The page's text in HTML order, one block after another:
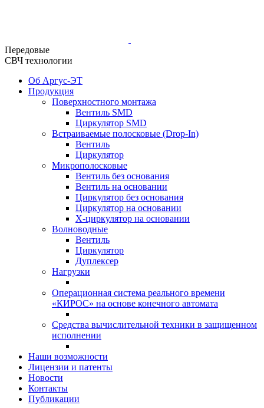
Передовые
СВЧ технологии
Об Аргус-ЭТ
Продукция
Поверхностного монтажа
Вентиль SMD
Циркулятор SMD
Встраиваемые полосковые (Drop-In)
Вентиль
Циркулятор
Микрополосковые
Вентиль без основания
Вентиль на основании
Циркулятор без основания
Циркулятор на основании
Х-циркулятор на основании
Волноводные
Вентиль
Циркулятор
Дуплексер
Нагрузки
Операционная система реального времени
«КИРОС» на основе конечного автомата
Средства вычислительной техники в защищенном
исполнении
Наши возможности
Лицензии и патенты
Новости
Контакты
Публикации